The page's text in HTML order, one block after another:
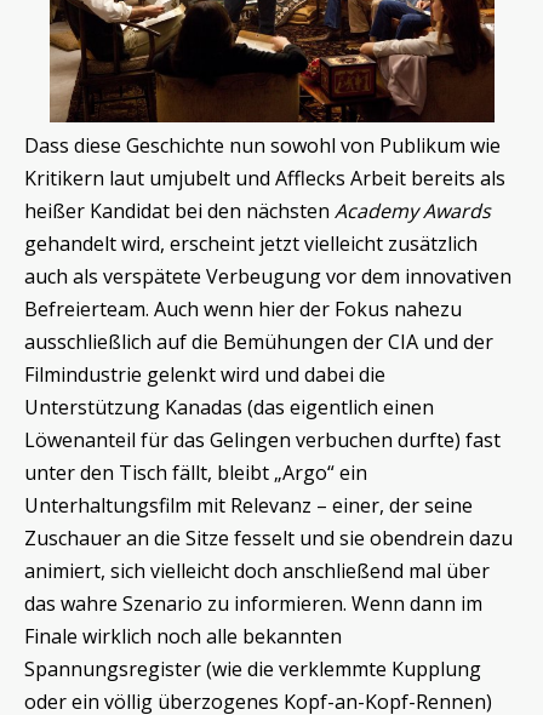
Dass diese Geschichte nun sowohl von Publikum wie
Kritikern laut umjubelt und Afflecks Arbeit bereits als
heißer Kandidat bei den nächsten Academy Awards
gehandelt wird, erscheint jetzt vielleicht zusätzlich
auch als verspätete Verbeugung vor dem innovativen
Befreierteam. Auch wenn hier der Fokus nahezu
ausschließlich auf die Bemühungen der CIA und der
Filmindustrie gelenkt wird und dabei die
Unterstützung Kanadas (das eigentlich einen
Löwenanteil für das Gelingen verbuchen durfte) fast
unter den Tisch fällt, bleibt „Argo“ ein
Unterhaltungsfilm mit Relevanz – einer, der seine
Zuschauer an die Sitze fesselt und sie obendrein dazu
animiert, sich vielleicht doch anschließend mal über
das wahre Szenario zu informieren. Wenn dann im
Finale wirklich noch alle bekannten
Spannungsregister (wie die verklemmte Kupplung
oder ein völlig überzogenes Kopf-an-Kopf-Rennen)